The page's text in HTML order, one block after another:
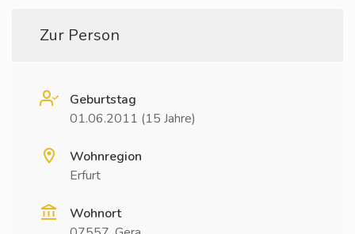
Zur Person
Geburtstag
01.06.2011 (15 Jahre)
Wohnregion
Erfurt
Wohnort